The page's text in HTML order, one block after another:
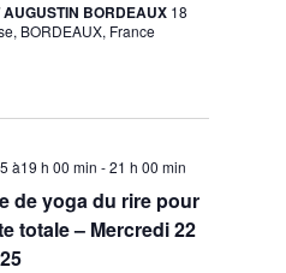
BORDEAUX 18
BORDEAUX, France
de yoga du rire pour
totale – Mercredi 22
à19 h 00 min -21 h 00 min